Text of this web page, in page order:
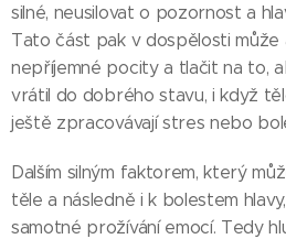
silné, neusilovat o pozornost a
Tato část pak v dospělosti
nepříjemné pocity a tlačit na to,
vrátil do dobrého stavu, i když
ještě zpracovávají stres nebo
Dalším silným faktorem, který
těle a následně i k bolestem
samotné prožívání emocí. Tedy